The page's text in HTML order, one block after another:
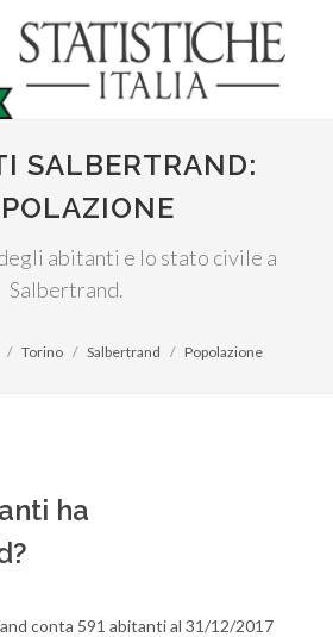
SALBERTRAND:
abitanti e lo stato civile a
Salbertrand.
Torino Salbertrand Popolazione
ha
conta 591 abitanti al 31/12/2017